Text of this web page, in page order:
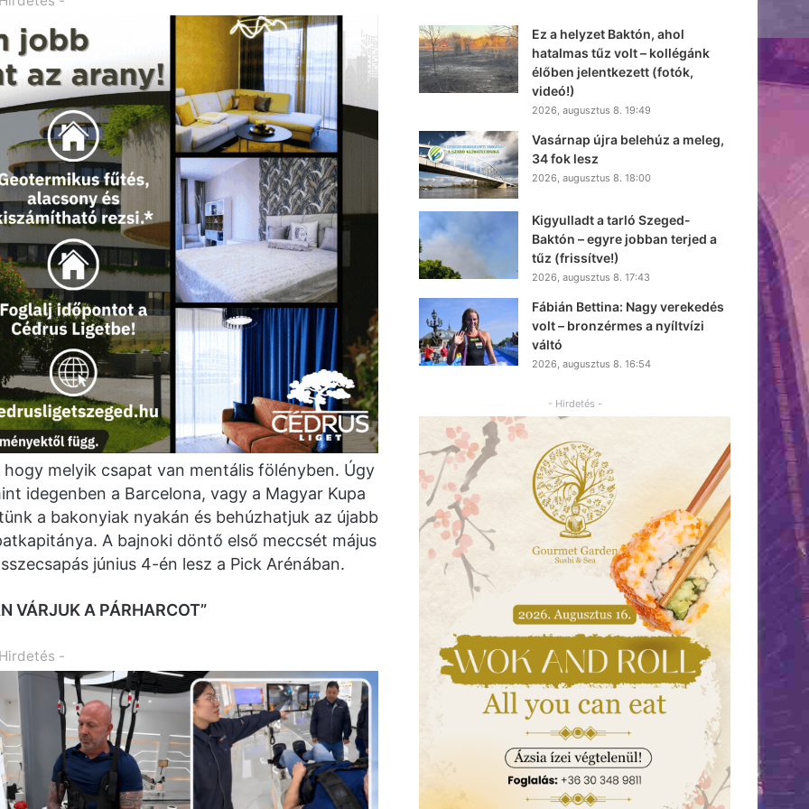
melyik csapat van mentális fölényben. Úgy
idegenben a Barcelona, vagy a Magyar Kupa
a bakonyiak nyakán és behúzhatjuk az újabb
A bajnoki döntő első meccsét május
június 4-én lesz a Pick Arénában.
VÁRJUK A PÁRHARCOT”
-
Ez a helyzet Baktón, ahol
hatalmas tűz volt – kollégánk
élőben jelentkezett (fotók,
videó!)
2026, augusztus 8. 19:49
Vasárnap újra belehúz a meleg,
34 fok lesz
2026, augusztus 8. 18:00
Kigyulladt a tarló Szeged-
Baktón – egyre jobban terjed a
tűz (frissítve!)
2026, augusztus 8. 17:43
Fábián Bettina: Nagy verekedés
volt – bronzérmes a nyíltvízi
váltó
2026, augusztus 8. 16:54
- Hirdetés -